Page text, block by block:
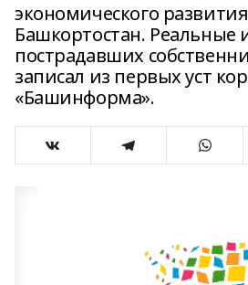
экономического
Башкортостан. Реальные
пострадавших
записал из первых уст
«Башинформа».